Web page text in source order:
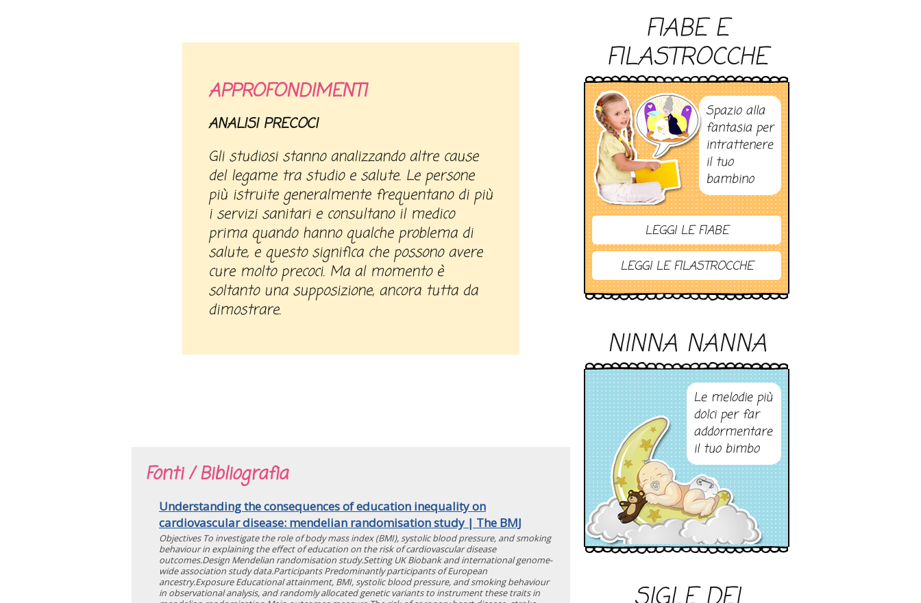
APPROFONDIMENTI
ANALISI PRECOCI
Gli studiosi stanno analizzando altre cause
del legame tra studio e salute. Le persone
più istruite generalmente frequentano di più
i servizi sanitari e consultano il medico
prima quando hanno qualche problema di
salute, e questo significa che possono avere
cure molto precoci. Ma al momento è
soltanto una supposizione, ancora tutta da
dimostrare.
Fonti / Bibliografia
Understanding the consequences of education inequality on
cardiovascular disease: mendelian randomisation study | The BMJ
Objectives To investigate the role of body mass index (BMI), systolic blood pressure, and smoking
behaviour in explaining the effect of education on the risk of cardiovascular disease
outcomes.Design Mendelian randomisation study.Setting UK Biobank and international genome-
wide association study data.Participants Predominantly participants of European
ancestry.Exposure Educational attainment, BMI, systolic blood pressure, and smoking behaviour
in observational analysis, and randomly allocated genetic variants to instrument these traits in
FIABE E
FILASTROCCHE
Spazio alla
fantasia per
intrattenere
il tuo
bambino
LEGGI LE FIABE
LEGGI LE FILASTROCCHE
NINNA NANNA
Le melodie più
dolci per far
addormentare
il tuo bimbo